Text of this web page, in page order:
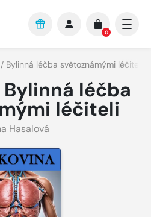
0
Bylinná léčba světoznámými léčiteli
léčba
léčiteli
Hasalová